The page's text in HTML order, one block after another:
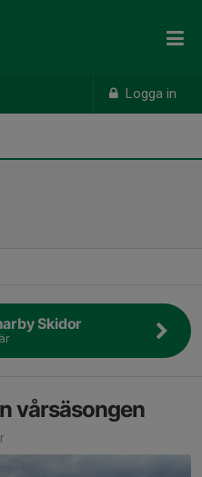
Logga in
Skidor
vårsäsongen